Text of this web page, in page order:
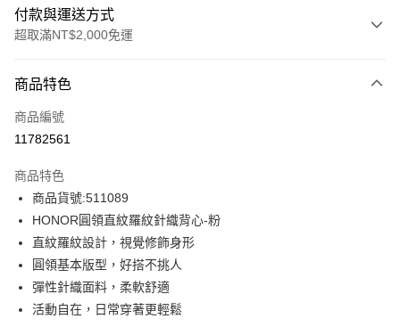
付款與運送方式
超取滿NT$2,000免運
信用卡一次付款
超商取貨付款
Apple Pay
街口支付
悠遊付
Google Pay
商品特色
商品編號
11782561
商品特色
商品貨號:511089
HONOR圓領直紋羅紋針織背心-粉
直紋羅紋設計，視覺修飾身形
圓領基本版型，好搭不挑人
彈性針織面料，柔軟舒適
活動自在，日常穿著更輕鬆